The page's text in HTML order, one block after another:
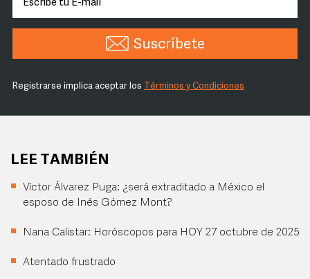
Suscríbete
Registrarse implica aceptar los Términos y Condiciones
LEE TAMBIÉN
Víctor Álvarez Puga: ¿será extraditado a México el
esposo de Inés Gómez Mont?
Nana Calistar: Horóscopos para HOY 27 octubre de 2025
Atentado frustrado